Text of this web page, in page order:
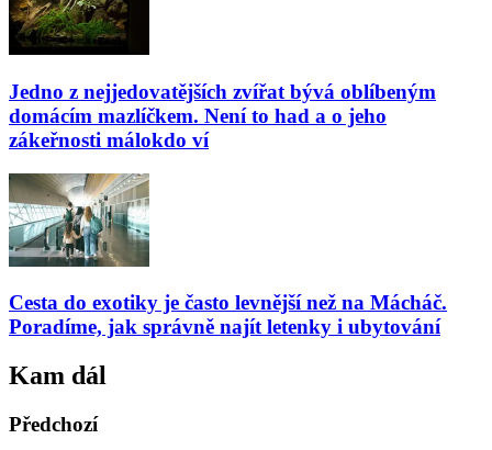
Jedno z nejjedovatějších zvířat bývá oblíbeným
domácím mazlíčkem. Není to had a o jeho
zákeřnosti málokdo ví
Cesta do exotiky je často levnější než na Mácháč.
Poradíme, jak správně najít letenky i ubytování
Kam dál
Předchozí